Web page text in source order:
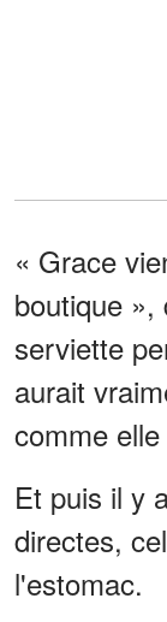
« Grace
boutique »,
serviette
aurait
comme
Et puis il y
directes,
l'estomac.